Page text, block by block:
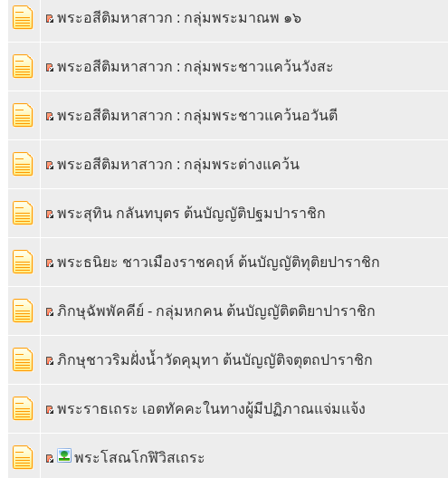
พระอสีติมหาสาวก : กลุ่มพระมาณพ ๑๖
พระอสีติมหาสาวก : กลุ่มพระชาวแคว้นวังสะ
พระอสีติมหาสาวก : กลุ่มพระชาวแคว้นอวันตี
พระอสีติมหาสาวก : กลุ่มพระต่างแคว้น
พระสุทิน กลันทบุตร ต้นบัญญัติปฐมปาราชิก
พระธนิยะ ชาวเมืองราชคฤห์ ต้นบัญญัติทุติยปาราชิก
ภิกษุฉัพพัคคีย์ - กลุ่มหกคน ต้นบัญญัติตติยาปาราชิก
ภิกษุชาวริมฝั่งน้ำวัดคุมุทา ต้นบัญญัติจตุตถปาราชิก
พระราธเถระ เอตทัคคะในทางผู้มีปฏิภาณแจ่มแจ้ง
พระโสณโกฬิวิสเถระ